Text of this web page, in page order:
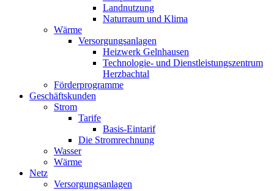
Landnutzung
Naturraum und Klima
Wärme
Versorgungsanlagen
Heizwerk Gelnhausen
Technologie- und Dienstleistungszentrum
Herzbachtal
Förderprogramme
Geschäftskunden
Strom
Tarife
Basis-Eintarif
Die Stromrechnung
Wasser
Wärme
Netz
Versorgungsanlagen